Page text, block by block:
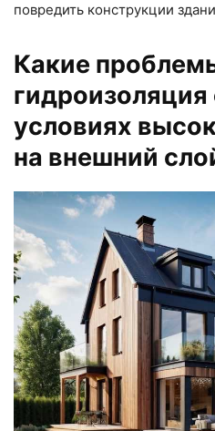
повредить конструкции
Какие
условиях
на внешний